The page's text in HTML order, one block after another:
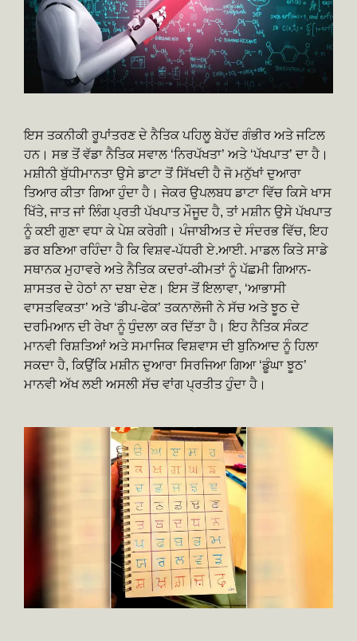
ਇਸ ਤਕਨੀਕੀ ਰੂਪਾਂਤਰਣ ਦੇ ਨੈਤਿਕ ਪਹਿਲੂ ਬੇਹੱਦ ਗੰਭੀਰ ਅਤੇ ਜਟਿਲ
ਹਨ। ਸਭ ਤੋਂ ਵੱਡਾ ਨੈਤਿਕ ਸਵਾਲ ‘ਨਿਰਪੱਖਤਾ’ ਅਤੇ ‘ਪੱਖਪਾਤ’ ਦਾ ਹੈ।
ਮਸ਼ੀਨੀ ਬੁੱਧੀਮਾਨਤਾ ਉਸੇ ਡਾਟਾ ਤੋਂ ਸਿੱਖਦੀ ਹੈ ਜੋ ਮਨੁੱਖਾਂ ਦੁਆਰਾ
ਤਿਆਰ ਕੀਤਾ ਗਿਆ ਹੁੰਦਾ ਹੈ। ਜੇਕਰ ਉਪਲਬਧ ਡਾਟਾ ਵਿੱਚ ਕਿਸੇ ਖਾਸ
ਖਿੱਤੇ, ਜਾਤ ਜਾਂ ਲਿੰਗ ਪ੍ਰਤੀ ਪੱਖਪਾਤ ਮੌਜੂਦ ਹੈ, ਤਾਂ ਮਸ਼ੀਨ ਉਸੇ ਪੱਖਪਾਤ
ਨੂੰ ਕਈ ਗੁਣਾ ਵਧਾ ਕੇ ਪੇਸ਼ ਕਰੇਗੀ। ਪੰਜਾਬੀਅਤ ਦੇ ਸੰਦਰਭ ਵਿੱਚ, ਇਹ
ਡਰ ਬਣਿਆ ਰਹਿੰਦਾ ਹੈ ਕਿ ਵਿਸ਼ਵ-ਪੱਧਰੀ ਏ.ਆਈ. ਮਾਡਲ ਕਿਤੇ ਸਾਡੇ
ਸਥਾਨਕ ਮੁਹਾਵਰੇ ਅਤੇ ਨੈਤਿਕ ਕਦਰਾਂ-ਕੀਮਤਾਂ ਨੂੰ ਪੱਛਮੀ ਗਿਆਨ-
ਸ਼ਾਸਤਰ ਦੇ ਹੇਠਾਂ ਨਾ ਦਬਾ ਦੇਣ। ਇਸ ਤੋਂ ਇਲਾਵਾ, ‘ਆਭਾਸੀ
ਵਾਸਤਵਿਕਤਾ’ ਅਤੇ ‘ਡੀਪ-ਫੇਕ’ ਤਕਨਾਲੋਜੀ ਨੇ ਸੱਚ ਅਤੇ ਝੂਠ ਦੇ
ਦਰਮਿਆਨ ਦੀ ਰੇਖਾ ਨੂੰ ਧੁੰਦਲਾ ਕਰ ਦਿੱਤਾ ਹੈ। ਇਹ ਨੈਤਿਕ ਸੰਕਟ
ਮਾਨਵੀ ਰਿਸ਼ਤਿਆਂ ਅਤੇ ਸਮਾਜਿਕ ਵਿਸ਼ਵਾਸ ਦੀ ਬੁਨਿਆਦ ਨੂੰ ਹਿਲਾ
ਸਕਦਾ ਹੈ, ਕਿਉਂਕਿ ਮਸ਼ੀਨ ਦੁਆਰਾ ਸਿਰਜਿਆ ਗਿਆ ‘ਡੂੰਘਾ ਝੂਠ’
ਮਾਨਵੀ ਅੱਖ ਲਈ ਅਸਲੀ ਸੱਚ ਵਾਂਗ ਪ੍ਰਤੀਤ ਹੁੰਦਾ ਹੈ।